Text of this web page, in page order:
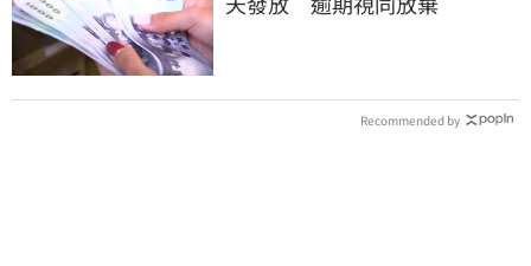
Recommended by